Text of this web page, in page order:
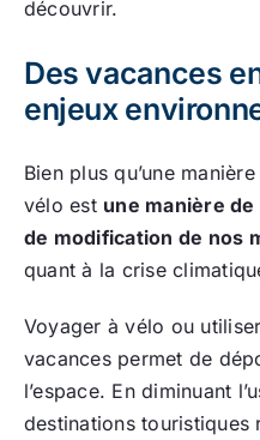
découvrir.
Des vacances
enjeux
Bien plus qu’une
vélo est une manière
de modification de nos
quant à la crise
Voyager à vélo ou
vacances permet de
l’espace. En diminuant
destinations touristiques